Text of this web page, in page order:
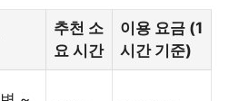
추천 소
요 시간
이용 요금 (1
시간 기준)